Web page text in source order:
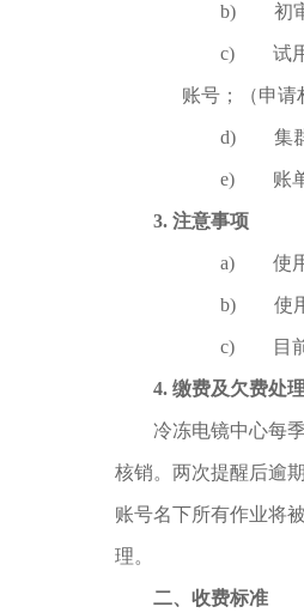
b) 初审
c) 试用
账号；（申请
d) 集群
e) 账单
3. 注意事项
a) 使用
b) 使用
c) 目前
4. 缴费及欠费处理
冷冻电镜中心每
核销。两次提醒后逾
账号名下所有作业将
理。
二、收费标准